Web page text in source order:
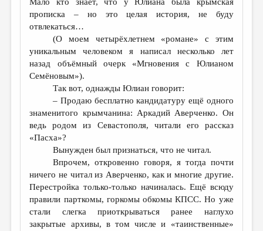
прописка – но это целая история, не буду
отвлекаться…
(О моем четырёхлетнем «романе» с этим
уникальным человеком я написал несколько лет
назад объёмный очерк «Мгновения с Юлианом
Семёновым»).
Так вот, однажды Юлиан говорит:
– Продаю бесплатно кандидатуру ещё одного
знаменитого крымчанина: Аркадий Аверченко. Он
ведь родом из Севастополя, читали его рассказ
«Пасха»?
Вынужден был признаться, что не читал.
Впрочем, откровенно говоря, я тогда почти
ничего не читал из Аверченко, как и многие другие.
Перестройка только-только начиналась. Ещё всюду
правили парткомы, горкомы обкомы КПСС. Но уже
стали слегка приоткрываться ранее наглухо
закрытые архивы, в том числе и «таинственные»